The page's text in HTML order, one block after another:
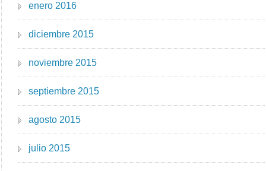
enero 2016
diciembre 2015
noviembre 2015
septiembre 2015
agosto 2015
julio 2015